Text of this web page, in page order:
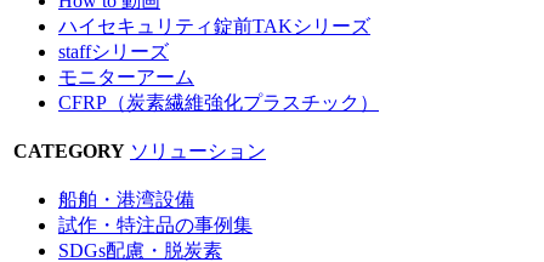
ハイセキュリティ錠前TAKシリーズ
staffシリーズ
モニターアーム
CFRP（炭素繊維強化プラスチック）
CATEGORY ソリューション
船舶・港湾設備
試作・特注品の事例集
SDGs配慮・脱炭素